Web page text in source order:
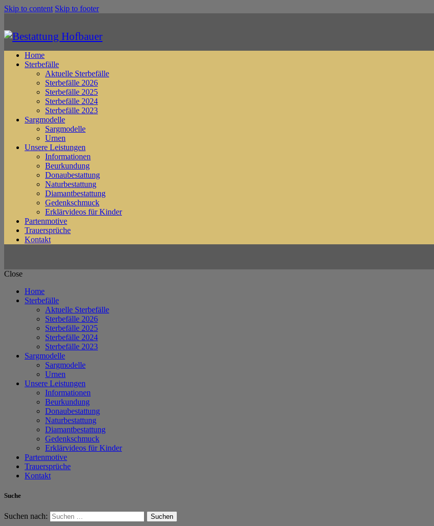
Skip to content Skip to footer
Home
Sterbefälle
Aktuelle Sterbefälle
Sterbefälle 2026
Sterbefälle 2025
Sterbefälle 2024
Sterbefälle 2023
Sargmodelle
Sargmodelle
Urnen
Unsere Leistungen
Informationen
Beurkundung
Donaubestattung
Naturbestattung
Diamantbestattung
Gedenkschmuck
Erklärvideos für Kinder
Partenmotive
Trauersprüche
Kontakt
Close
Home
Sterbefälle
Aktuelle Sterbefälle
Sterbefälle 2026
Sterbefälle 2025
Sterbefälle 2024
Sterbefälle 2023
Sargmodelle
Sargmodelle
Urnen
Unsere Leistungen
Informationen
Beurkundung
Donaubestattung
Naturbestattung
Diamantbestattung
Gedenkschmuck
Erklärvideos für Kinder
Partenmotive
Trauersprüche
Kontakt
Suche
Suchen nach: